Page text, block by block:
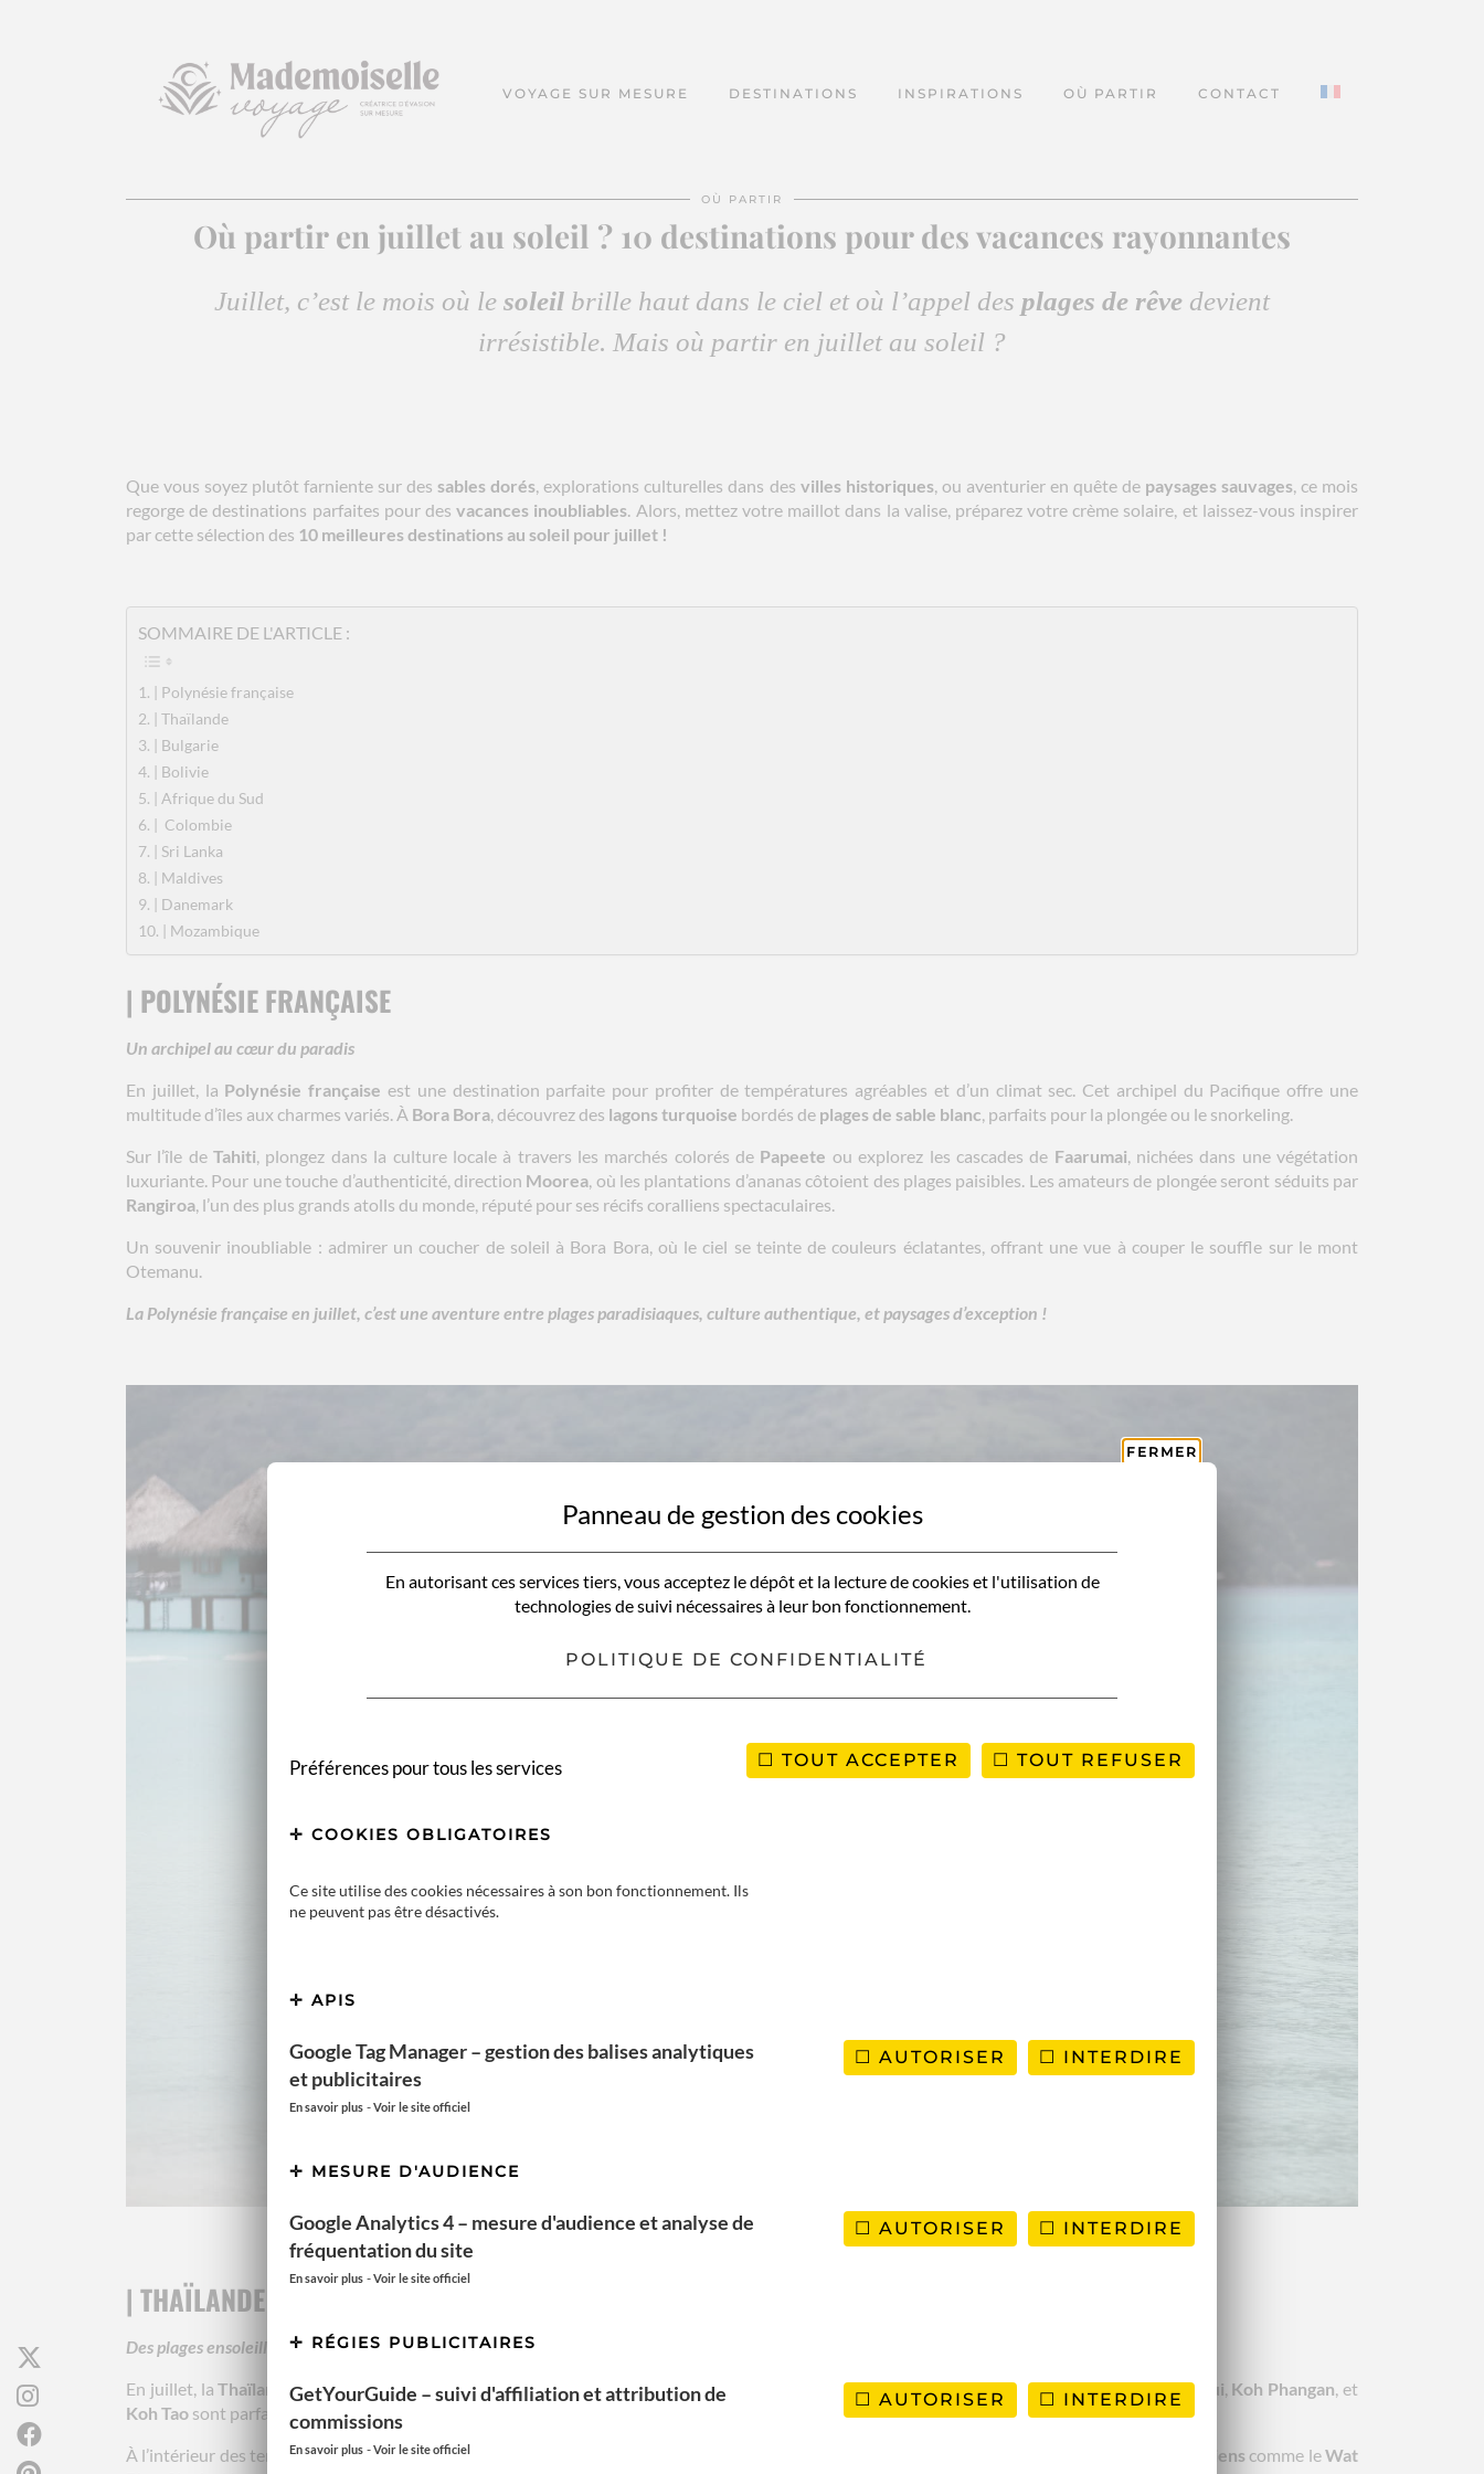
VOYAGE SUR MESURE DESTINATIONS INSPIRATIONS OÙ PARTIR CONTACT
OÙ PARTIR
Où partir en juillet au soleil ? 10 destinations pour des vacances rayonnantes
Juillet, c’est le mois où le soleil brille haut dans le ciel et où l’appel des plages de rêve devient
irrésistible. Mais où partir en juillet au soleil ?
Que vous soyez plutôt farniente sur des sables dorés, explorations culturelles dans des villes historiques, ou aventurier en quête de paysages sauvages, ce mois
regorge de destinations parfaites pour desvacances inoubliables. Alors, mettez votre maillot dans la valise, préparez votre crème solaire, et laissez-vous inspirer
par cette sélection des 10 meilleures destinations au soleil pour juillet !
SOMMAIRE DE L'ARTICLE :
| Polynésie française
| Thaïlande
| Bulgarie
| Bolivie
| Afrique du Sud
| Colombie
| Sri Lanka
| Maldives
| Danemark
| Mozambique
| POLYNÉSIE FRANÇAISE
Un archipel au cœur du paradis
En juillet, la Polynésie française est une destination parfaite pour profiter de températures agréables et d’un climat sec. Cet archipel du Pacifique offre une
multitude d’îles aux charmes variés. À Bora Bora, découvrez des lagons turquoise bordés de plages de sable blanc, parfaits pour la plongée ou le snorkeling.
Sur l’île deTahiti, plongez dans la culture locale à travers les marchés colorés de Papeete ou explorez les cascades de Faarumai, nichées dans une végétation
luxuriante. Pour une touche d’authenticité, direction Moorea, où les plantations d’ananas côtoient des plages paisibles. Les amateurs de plongée seront séduits par
Rangiroa, l’un des plus grands atolls du monde, réputé pour ses récifs coralliens spectaculaires.
Un souvenir inoubliable : admirer un coucher de soleil à Bora Bora, où le ciel se teinte de couleurs éclatantes, offrant une vue à couper le souffle sur le mont
Otemanu.
La Polynésie française en juillet, c’est une aventure entre plages paradisiaques, culture authentique, et paysages d’exception !
| THAÏLANDE
Des plages ensoleillées aux temples mystiques
En juillet, laThaïlandeest unedestination incontournable, avec un climat favorable dans certaines régions. Sur la côte est, les îles deKoh Samui, Koh Phangan, et
Koh Tao sont parfaites pour profiter des
et des eaux turquoise, loin des pluies qui touchent d’autres zones du pays.
À l’intérieur des terres, des villes commeChiang Mai temples anciens comme leWat
FERMER
Panneau de gestion des cookies
En autorisant ces services tiers, vous acceptez le dépôt et la lecture de cookies et l'utilisation de
technologies de suivi nécessaires à leur bon fonctionnement.
POLITIQUE DE CONFIDENTIALITÉ
Préférences pour tous les services TOUT ACCEPTER TOUT REFUSER
COOKIES OBLIGATOIRES
Ce site utilise des cookies nécessaires à son bon fonctionnement. Ils
ne peuvent pas être désactivés.
APIS
Google Tag Manager – gestion des balises analytiques
et publicitaires
En savoir plus -Voir le site officiel
AUTORISER INTERDIRE
MESURE D'AUDIENCE
Google Analytics 4 – mesure d'audience et analyse de
fréquentation du site
En savoir plus -Voir le site officiel
AUTORISER INTERDIRE
RÉGIES PUBLICITAIRES
GetYourGuide – suivi d'affiliation et attribution de
commissions
En savoir plus -Voir le site officiel
AUTORISER INTERDIRE